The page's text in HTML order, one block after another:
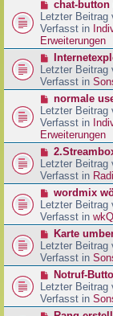
r
a
g
r
B
e
i
r
a
g
N
e
u
e
r
B
e
i
r
a
g
chat-button
Letzter Beitrag
Verfasst in
Erweiterungen
N
e
u
e
r
B
e
i
r
a
g
Letzter Beitrag
Verfasst in
N
e
u
e
r
B
e
i
r
a
g
normale
Letzter Beitrag
Verfasst in
Erweiterungen
N
e
u
e
r
B
e
t
r
a
g
Letzter Beitrag
Verfasst in
N
e
u
e
r
B
e
t
r
a
wordmix
Letzter Beitrag
Verfasst in
N
e
u
e
r
B
e
Karte
Letzter Beitrag
Verfasst in
N
e
u
e
Notruf-
Letzter Beitrag
Verfasst in